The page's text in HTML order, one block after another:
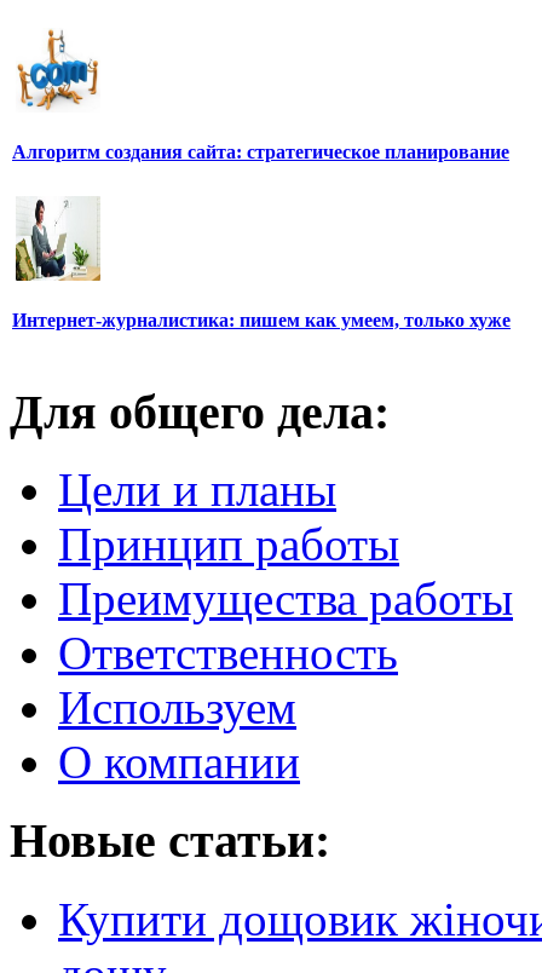
Алгоритм создания сайта: стратегическое планирование
Интернет-журналистика: пишем как умеем, только хуже
Для общего дела:
Цели и планы
Принцип работы
Преимущества работы
Ответственность
Используем
О компании
Новые статьи:
Купити дощовик